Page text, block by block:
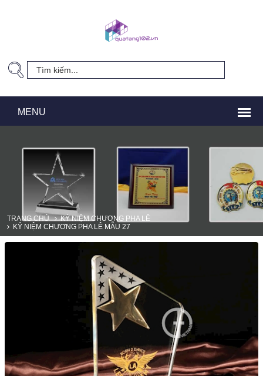
TRANG CHỦ
KỶ NIỆM CHƯƠNG PHA LÊ
KỶ NIỆM CHƯƠNG PHA LÊ MẪU 27